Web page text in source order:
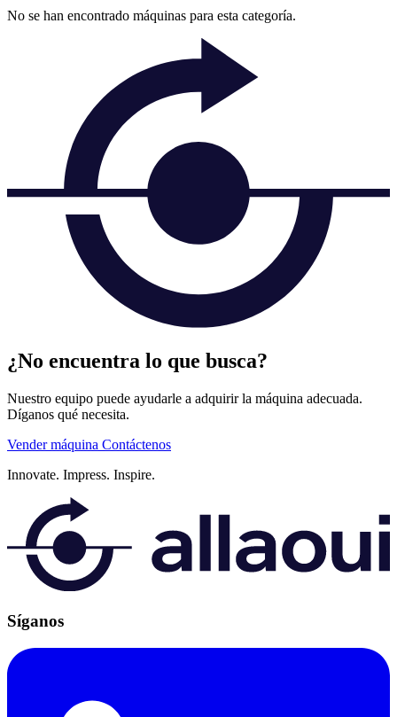
No se han encontrado máquinas para esta categoría.
¿No encuentra lo que busca?
Nuestro equipo puede ayudarle a adquirir la máquina adecuada.
Díganos qué necesita.
Vender máquina Contáctenos
Innovate. Impress. Inspire.
Síganos